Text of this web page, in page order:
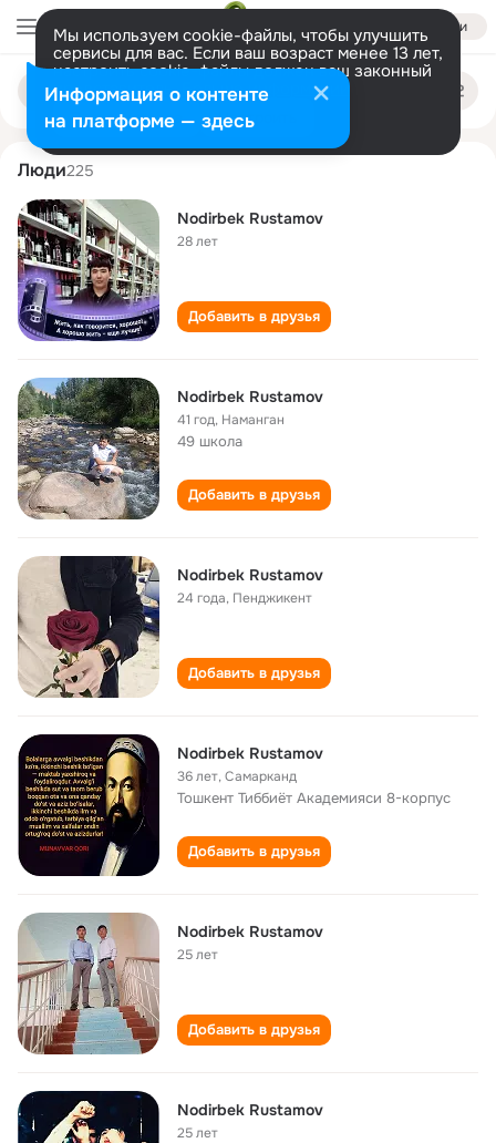
Войти
Мы используем cookie-файлы, чтобы улучшить
сервисы для вас. Если ваш возраст менее 13 лет,
настроить cookie-файлы должен ваш законный
представитель. Больше информации
Разрешить все Настроить
Поиск
людям
nodirbek rustamov
Люди225
Nodirbek Rustamov
28 лет
Добавить в друзья
Nodirbek Rustamov
41 год, Наманган
49 школа
Добавить в друзья
Nodirbek Rustamov
24 года, Пенджикент
Добавить в друзья
Nodirbek Rustamov
36 лет,Самарканд
Тошкент Тиббиёт Академияси 8-корпус
Добавить в друзья
Nodirbek Rustamov
25 лет
Добавить в друзья
Nodirbek Rustamov
25 лет
Информация о контенте
на платформе — здесь